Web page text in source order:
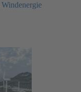
Windenergie